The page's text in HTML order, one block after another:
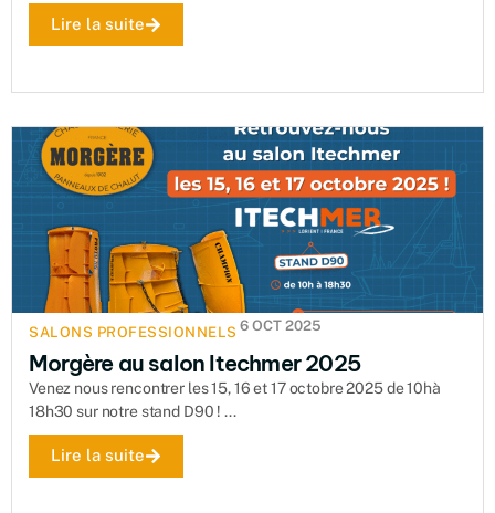
Lire la suite
SALONS PROFESSIONNELS 6 OCT 2025
Morgère au salon Itechmer 2025
Venez nous rencontrer les 15, 16 et 17 octobre 2025 de 10hà
18h30 sur notre stand D90 ! ...
Lire la suite